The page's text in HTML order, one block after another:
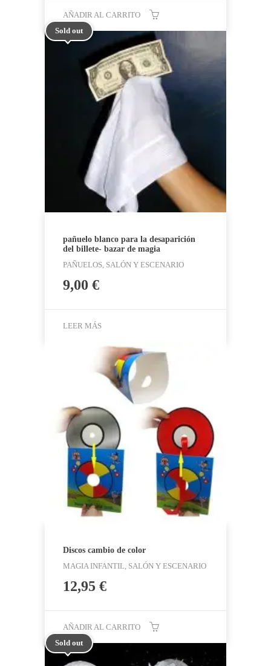
AÑADIR AL CARRITO
Sold out
pañuelo blanco para la desaparición
del billete- bazar de magia
PAÑUELOS, SALÓN Y ESCENARIO
9,00 €
LEER MÁS
Discos cambio de color
MAGIA INFANTIL, SALÓN Y ESCENARIO
12,95 €
AÑADIR AL CARRITO
Sold out